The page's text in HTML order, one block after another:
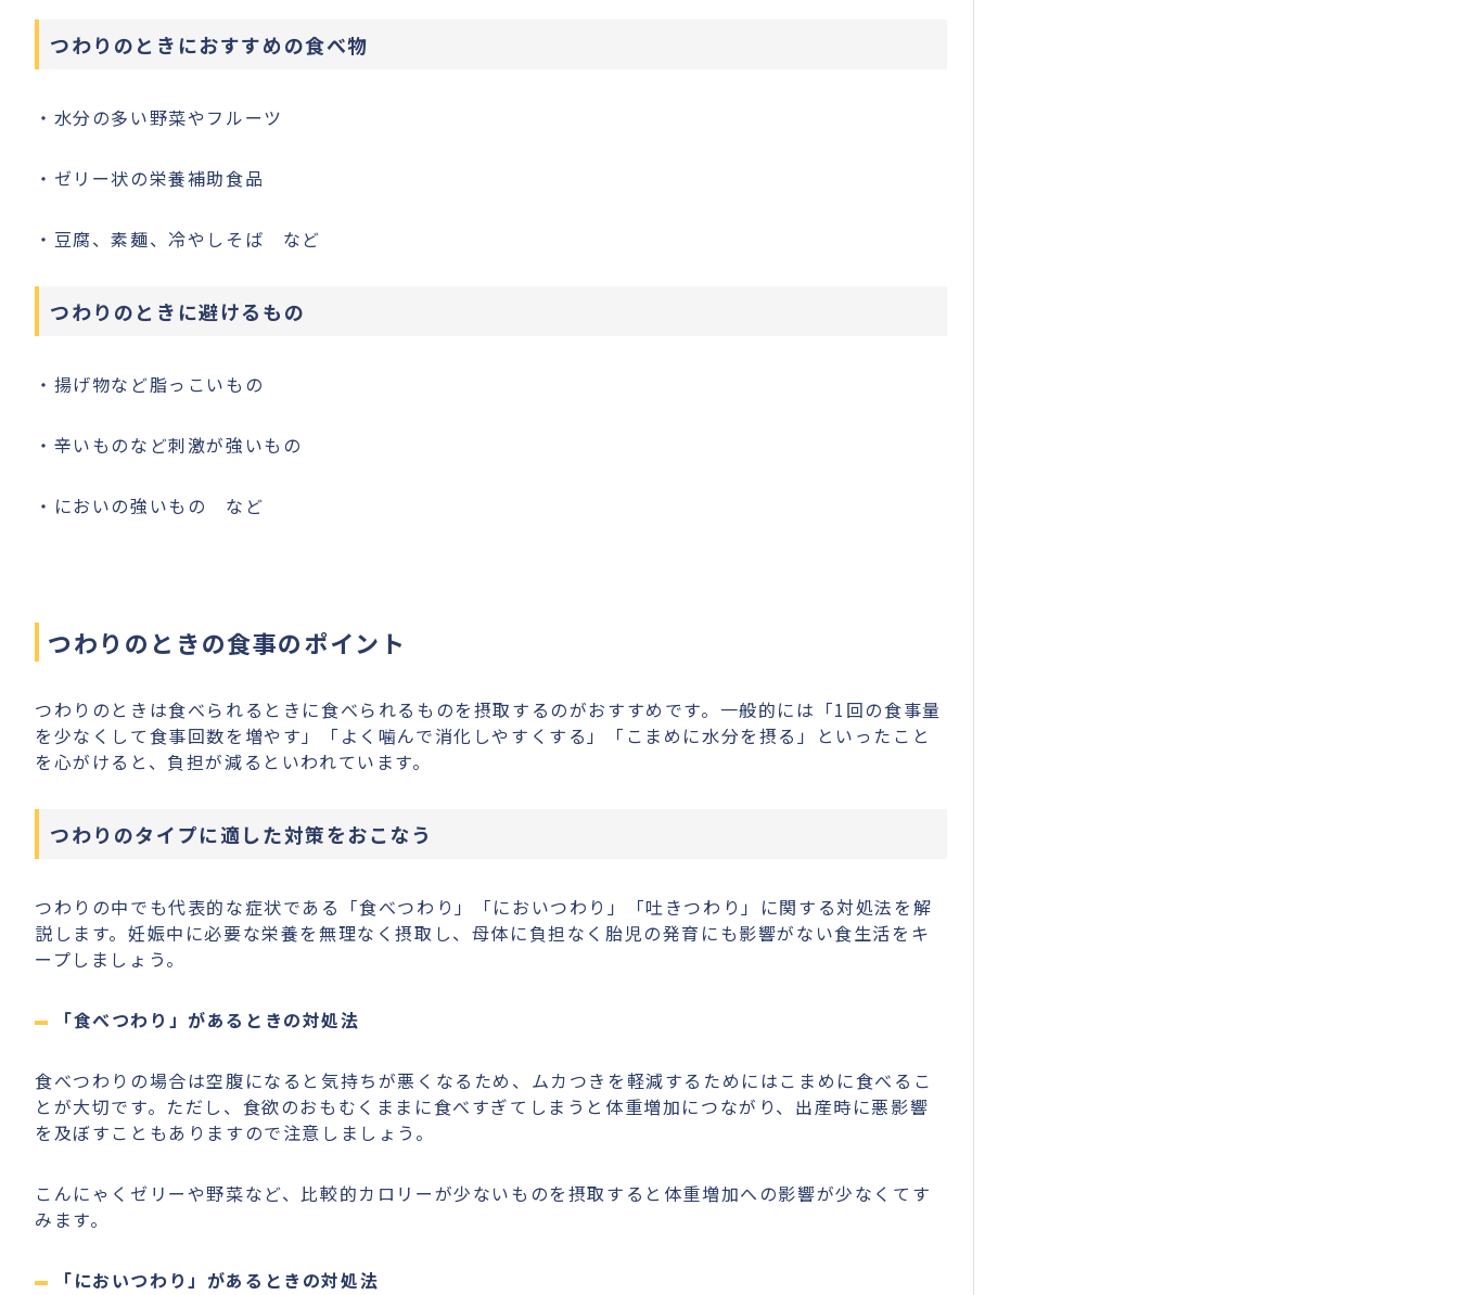
つわりのときにおすすめの食べ物
・水分の多い野菜やフルーツ
・ゼリー状の栄養補助食品
・豆腐、素麺、冷やしそば など
つわりのときに避けるもの
・揚げ物など脂っこいもの
・辛いものなど刺激が強いもの
・においの強いもの など
つわりのときの食事のポイント
つわりのときは食べられるときに食べられるものを摂取するのがおすすめです。一般的には「1回の食事量
を少なくして食事回数を増やす」「よく噛んで消化しやすくする」「こまめに水分を摂る」といったこと
を心がけると、負担が減るといわれています。
つわりのタイプに適した対策をおこなう
つわりの中でも代表的な症状である「食べつわり」「においつわり」「吐きつわり」に関する対処法を解
説します。妊娠中に必要な栄養を無理なく摂取し、母体に負担なく胎児の発育にも影響がない食生活をキ
ープしましょう。
「食べつわり」があるときの対処法
食べつわりの場合は空腹になると気持ちが悪くなるため、ムカつきを軽減するためにはこまめに食べるこ
とが大切です。ただし、食欲のおもむくままに食べすぎてしまうと体重増加につながり、出産時に悪影響
を及ぼすこともありますので注意しましょう。
こんにゃくゼリーや野菜など、比較的カロリーが少ないものを摂取すると体重増加への影響が少なくてす
みます。
「においつわり」があるときの対処法